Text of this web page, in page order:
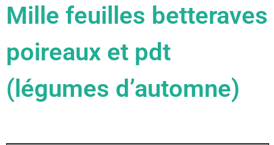
Mille feuilles betteraves
poireaux et pdt
(légumes d’automne)